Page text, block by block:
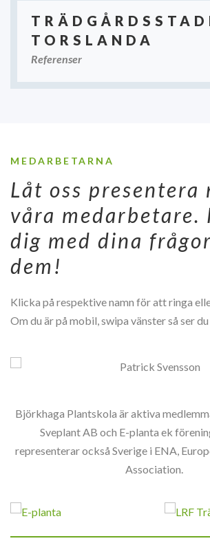
TORSLANDA
Referenser
MEDARBETARNA
Låt oss presentera
våra medarbetare.
dig med dina
dem!
Klicka på respektive namn för att ringa
Om du är på mobil, swipa vänster så ser
Björkhaga Plantskola är aktiva
Sveplant AB och E-planta ek
representerar också Sverige i ENA,
Association.